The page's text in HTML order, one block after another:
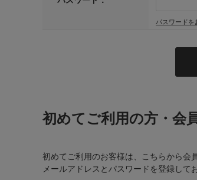
パスワードを
初めてご利用の方・会
初めてご利用のお客様は、こちらから会
メールアドレスとパスワードを登録して